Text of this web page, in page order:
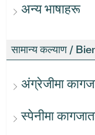
अन्य भाषाहरू
सामान्य कल्याण /
अंग्रेजीमा
स्पेनीमा